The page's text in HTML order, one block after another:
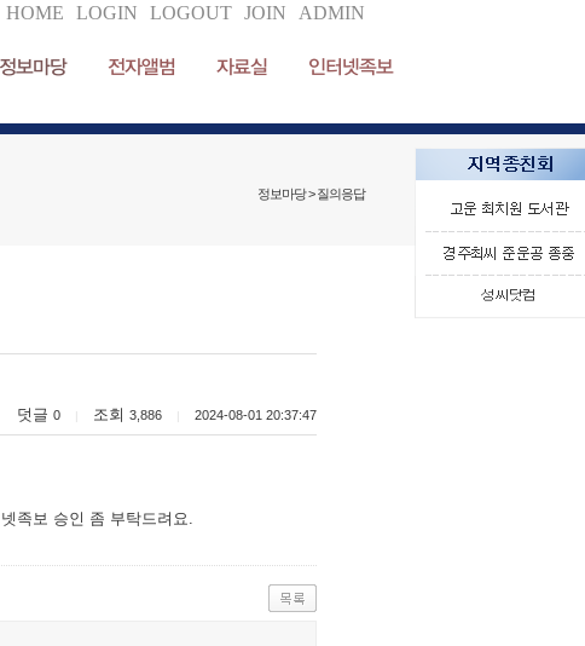
HOME LOGIN LOGOUT JOIN ADMIN
정보마당 전자앨범 자료실 인터넷족보
정보마당 > 질의응답
덧글 0 조회 3,886 2024-08-01 20:37:47
족보 승인 좀 부탁드려요.